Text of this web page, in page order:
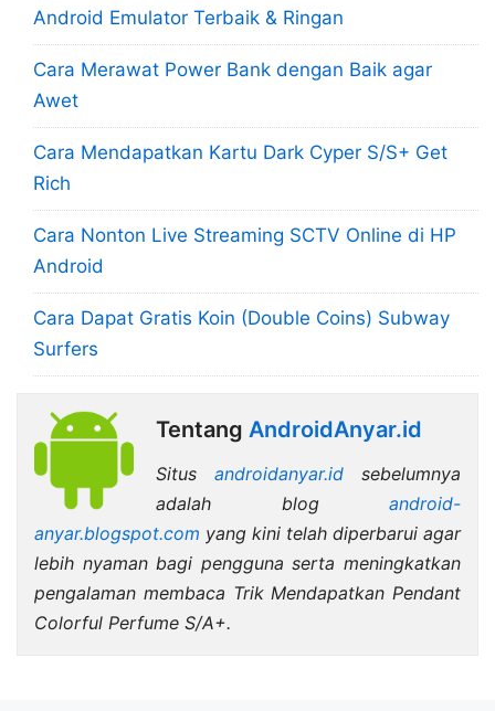
Android Emulator Terbaik & Ringan
Cara Merawat Power Bank dengan Baik agar
Awet
Cara Mendapatkan Kartu Dark Cyper S/S+ Get
Rich
Cara Nonton Live Streaming SCTV Online di HP
Android
Cara Dapat Gratis Koin (Double Coins) Subway
Surfers
Tentang AndroidAnyar.id
Situs androidanyar.id sebelumnya
adalah blog android-
anyar.blogspot.com yang kini telah diperbarui agar
lebih nyaman bagi pengguna serta meningkatkan
pengalaman membaca Trik Mendapatkan Pendant
Colorful Perfume S/A+.